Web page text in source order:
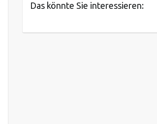
Das könnte Sie interessieren: